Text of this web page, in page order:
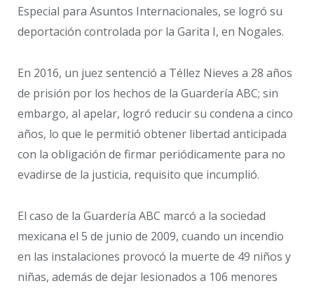
Especial para Asuntos Internacionales, se logró su
deportación controlada por la Garita I, en Nogales.
En 2016, un juez sentenció a Téllez Nieves a 28 años
de prisión por los hechos de la Guardería ABC; sin
embargo, al apelar, logró reducir su condena a cinco
años, lo que le permitió obtener libertad anticipada
con la obligación de firmar periódicamente para no
evadirse de la justicia, requisito que incumplió.
El caso de la Guardería ABC marcó a la sociedad
mexicana el 5 de junio de 2009, cuando un incendio
en las instalaciones provocó la muerte de 49 niños y
niñas, además de dejar lesionados a 106 menores